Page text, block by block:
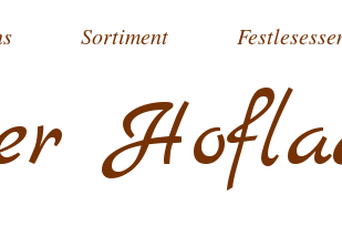
Sortiment